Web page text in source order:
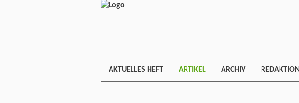
AKTUELLES HEFT ARTIKEL ARCHIV REDAKTION